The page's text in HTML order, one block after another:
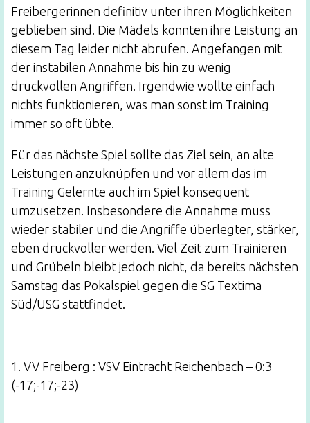
Freibergerinnen definitiv unter ihren Möglichkeiten
geblieben sind. Die Mädels konnten ihre Leistung an
diesem Tag leider nicht abrufen. Angefangen mit
der instabilen Annahme bis hin zu wenig
druckvollen Angriffen. Irgendwie wollte einfach
nichts funktionieren, was man sonst im Training
immer so oft übte.
Für das nächste Spiel sollte das Ziel sein, an alte
Leistungen anzuknüpfen und vor allem das im
Training Gelernte auch im Spiel konsequent
umzusetzen. Insbesondere die Annahme muss
wieder stabiler und die Angriffe überlegter, stärker,
eben druckvoller werden. Viel Zeit zum Trainieren
und Grübeln bleibt jedoch nicht, da bereits nächsten
Samstag das Pokalspiel gegen die SG Textima
Süd/USG stattfindet.
1. VV Freiberg : VSV Eintracht Reichenbach – 0:3
(-17;-17;-23)